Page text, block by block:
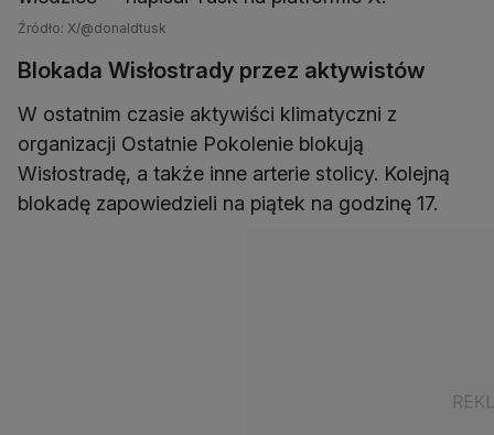
Źródło: X/@donaldtusk
Blokada Wisłostrady przez aktywistów
W ostatnim czasie aktywiści klimatyczni z
organizacji Ostatnie Pokolenie blokują
Wisłostradę, a także inne arterie stolicy. Kolejną
blokadę zapowiedzieli na piątek na godzinę 17.